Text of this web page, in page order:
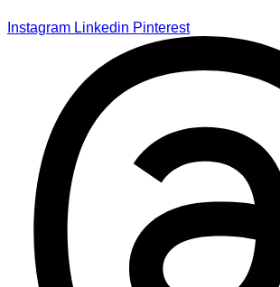
Instagram Linkedin Pinterest